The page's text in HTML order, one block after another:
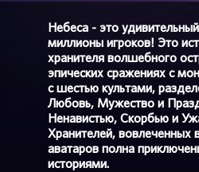
Небеса - это
миллионы игроков! Это
хранителя волшебного
эпических сражениях с
с шестью культами,
Любовь, Мужество и
Ненавистью, Скорбью и
Хранителей, вовлеченных
аватаров полна
историями.